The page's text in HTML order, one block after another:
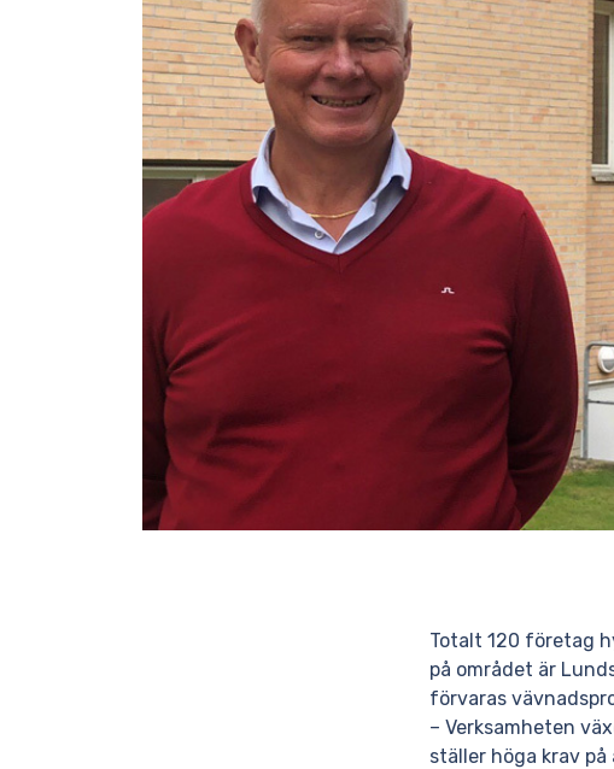
Totalt 120 företag
på området är
förvaras
– Verksamheten
ställer höga krav